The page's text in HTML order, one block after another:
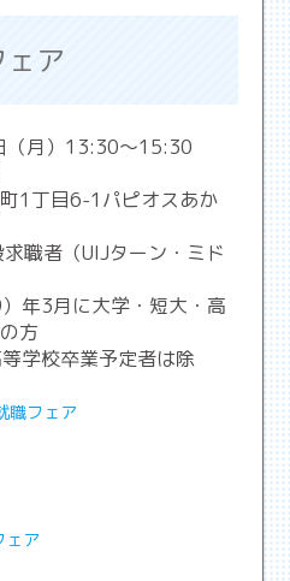
ア
（月）13:30～15:30
丁目6-1パピオスあか
職者（UIJターン・ミド
3月に大学・短大・高
方
校卒業予定者は除
職フェア
ェア